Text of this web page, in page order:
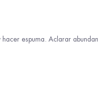
espuma. Aclarar